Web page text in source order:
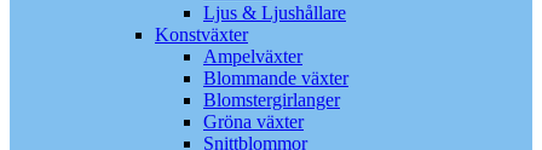
Ljus & Ljushållare
Konstväxter
Ampelväxter
Blommande växter
Blomstergirlanger
Gröna växter
Snittblommor